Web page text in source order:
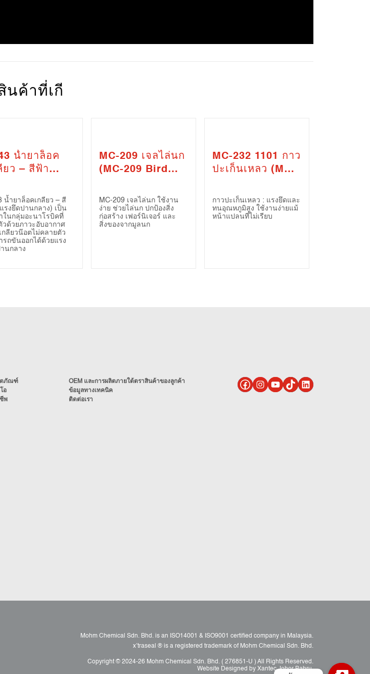
นค้าที่เกี
น้ำยาล็อค
ยว – สีฟ้า
– Blue
น้ำยาล็อคเกลียว – สี
รงยึดปานกลาง) เป็น
ในกลุ่มอะนาโรบิคที่
วด้วยภาวะอับอากาศ
กลียวน๊อตไม่คลายตัว
รถขันออกได้ด้วยแรง
นกลาง
MC-209 เจลไล่นก
(MC-209 Bird
MC-209 เจลไล่นก ใช้งาน
ง่าย ช่วยไล่นก ปกป้องสิ่ง
ก่อสร้าง เฟอร์นิเจอร์ และ
สิ่งของจากมูลนก
MC-232 1101 กาว
ปะเก็นเหลว (MC-
Gasket)
กาวปะเก็นเหลว : แรงยึดและ
ทนอุณหภูมิสูง ใช้งานง่ายแม้
หน้าแปลนที่ไม่เรียบ
ตภัณฑ์
OEM และการผลิตภายใต้ตราสินค้าของลูกค้า
อ
ข้อมูลทางเทคนิค
พ ติดต่อเรา
Mohm Chemical Sdn. Bhd. is an ISO14001 & ISO9001 certified company in Malaysia.
x’traseal ® is a registered trademark of Mohm Chemical Sdn. Bhd.
Copyright © 2024-26 Mohm Chemical Sdn. Bhd. ( 276851-U ) All Rights Reserved.
Website Designed by Xantec Johor Bahru.